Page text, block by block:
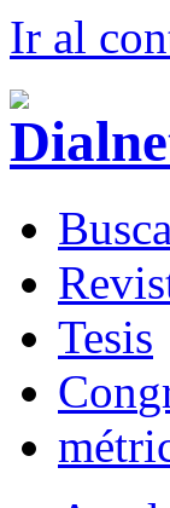
Ir al
B
R
Tesis
Con
m